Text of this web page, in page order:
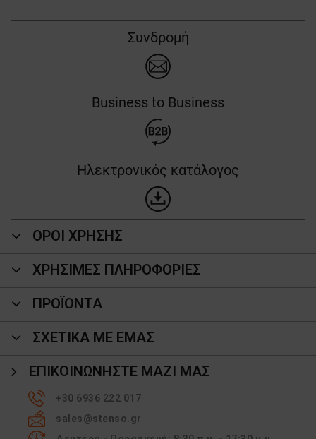
Συνδρομή
Business to Business
Ηλεκτρονικός κατάλογος
ΟΡΟΙ ΧΡΗΣΗΣ
ΧΡΗΣΙΜΕΣ ΠΛΗΡΟΦΟΡΙΕΣ
ΠΡΟΪΌΝΤΑ
ΣΧΕΤΙΚΑ ΜΕ ΕΜΑΣ
ΕΠΙΚΟΙΝΩΝΉΣΤΕ ΜΑΖΊ ΜΑΣ
+30 6936 222 017
sales@stenso.gr